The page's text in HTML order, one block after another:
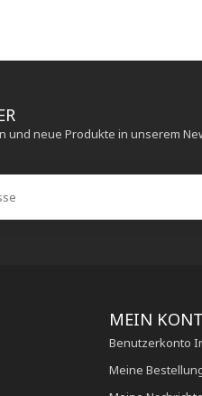
und neue Produkte in unserem
MEIN
Benutzerkonto
Meine